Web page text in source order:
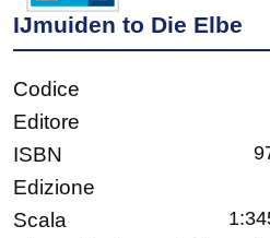
IJmuiden to Die Elbe
Codice
Editore
ISBN
Edizione
Scala